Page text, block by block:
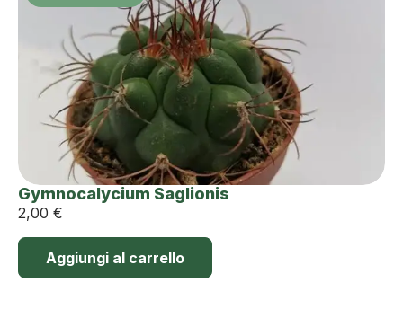
Gymnocalycium Saglionis
2,00 €
Aggiungi al carrello